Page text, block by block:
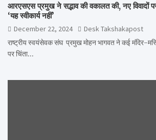
आरएसएस प्रमुख ने सद्भाव की वकालत की, नए विवादों
‘यह स्वीकार्य नहीं’
December 22, 2024
Desk Takshakapost
राष्ट्रीय स्वयंसेवक संघ प्रमुख मोहन भागवत ने कई मंदिर-
पर चिंता…